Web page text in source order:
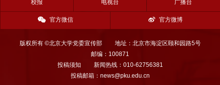
校报 电视台 广播台
官方微信 官方微博
版权所有 ©北京大学党委宣传部
地址：北京市海淀区颐和园路5号
邮编：100871
投稿须知
新闻热线：010-62756381
投稿邮箱：news@pku.edu.cn